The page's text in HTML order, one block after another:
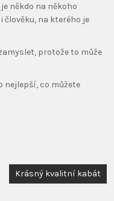
někdo na někoho
člověku, na kterého je
protože to může
nejlepší, co můžete
Krásný kvalitní kabát